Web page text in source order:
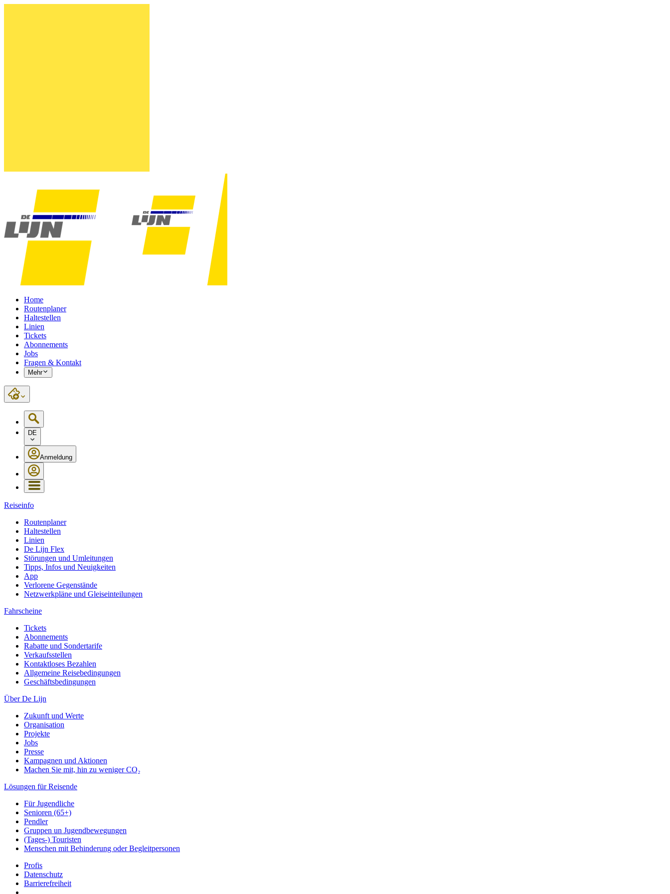
Home
Routenplaner
Haltestellen
Linien
Tickets
Abonnements
Jobs
Fragen & Kontakt
Mehr
DE
Anmeldung
Reiseinfo
Routenplaner
Haltestellen
Linien
De Lijn Flex
Störungen und Umleitungen
Tipps, Infos und Neuigkeiten
App
Verlorene Gegenstände
Netzwerkpläne und Gleiseinteilungen
Fahrscheine
Tickets
Abonnements
Rabatte und Sondertarife
Verkaufsstellen
Kontaktloses Bezahlen
Allgemeine Reisebedingungen
Geschäftsbedingungen
Über De Lijn
Zukunft und Werte
Organisation
Projekte
Jobs
Presse
Kampagnen und Aktionen
Machen Sie mit, hin zu weniger CO₂
Lösungen für Reisende
Für Jugendliche
Senioren (65+)
Pendler
Gruppen un Jugendbewegungen
(Tages-) Touristen
Menschen mit Behinderung oder Begleitpersonen
Profis
Datenschutz
Barrierefreiheit